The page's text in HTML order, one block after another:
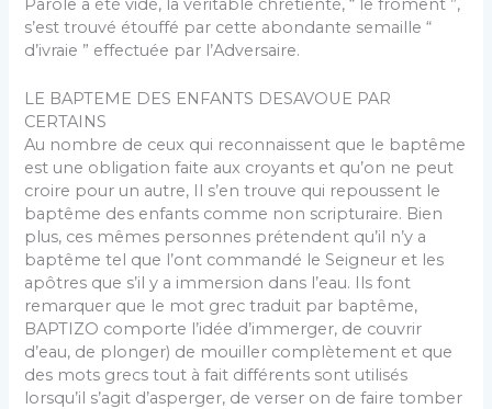
Parole a été vidé, la véritable chrétienté, “ le froment ”,
s’est trouvé étouffé par cette abondante semaille “
d’ivraie ” effectuée par l’Adversaire.
LE BAPTEME DES ENFANTS DESAVOUE PAR
CERTAINS
Au nombre de ceux qui reconnaissent que le baptême
est une obligation faite aux croyants et qu’on ne peut
croire pour un autre, Il s’en trouve qui repoussent le
baptême des enfants comme non scripturaire. Bien
plus, ces mêmes personnes prétendent qu’il n’y a
baptême tel que l’ont commandé le Seigneur et les
apôtres que s’il y a immersion dans l’eau. Ils font
remarquer que le mot grec traduit par baptême,
BAPTIZO comporte l’idée d’immerger, de couvrir
d’eau, de plonger) de mouiller com­plètement et que
des mots grecs tout à fait différents sont utilisés
lorsqu’il s’agit d’asperger, de verser on de faire tomber